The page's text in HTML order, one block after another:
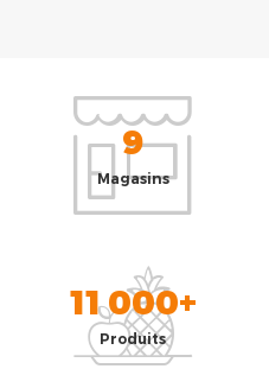
9
Magasins
11 000+
Produits